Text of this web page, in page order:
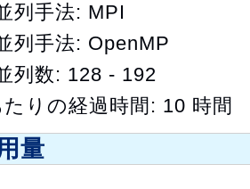
列手法: MPI
列手法: OpenMP
列数: 128 - 192
りの経過時間: 10 時間
量